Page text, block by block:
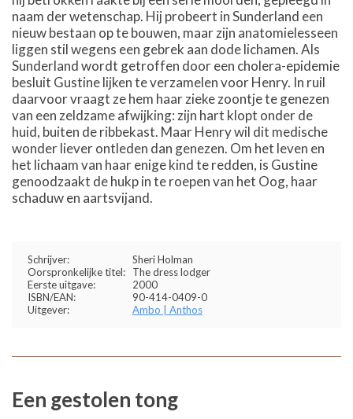
naam der wetenschap. Hij probeert in Sunderland een
nieuw bestaan op te bouwen, maar zijn anatomielesseen
liggen stil wegens een gebrek aan dode lichamen. Als
Sunderland wordt getroffen door een cholera-epidemie
besluit Gustine lijken te verzamelen voor Henry. In ruil
daarvoor vraagt ze hem haar zieke zoontje te genezen
van een zeldzame afwijking: zijn hart klopt onder de
huid, buiten de ribbekast. Maar Henry wil dit medische
wonder liever ontleden dan genezen. Om het leven en
het lichaam van haar enige kind te redden, is Gustine
genoodzaakt de hukp in te roepen van het Oog, haar
schaduw en aartsvijand.
Schrijver:
Sheri Holman
Oorspronkelijke titel:
The dress lodger
Eerste uitgave:
2000
ISBN/EAN:
90-414-0409-0
Uitgever:
Ambo | Anthos
Een gestolen tong